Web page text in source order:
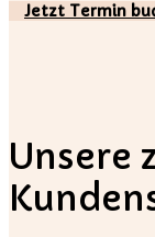
Jetzt Termin
Unsere